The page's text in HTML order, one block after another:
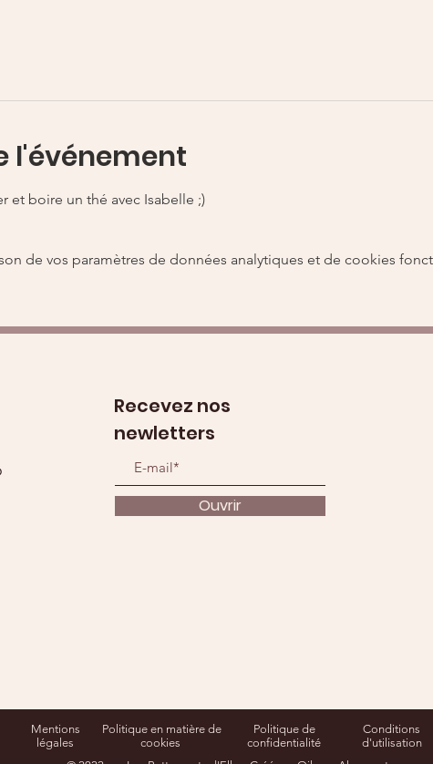
l'événement
et boire un thé avec Isabelle ;)
de vos paramètres de données analytiques et de cookies
Recevez nos
newletters
Ouvrir
Mentions
légales
Politique en matière de
cookies
Politique de
confidentialité
Conditions
d'utilisation